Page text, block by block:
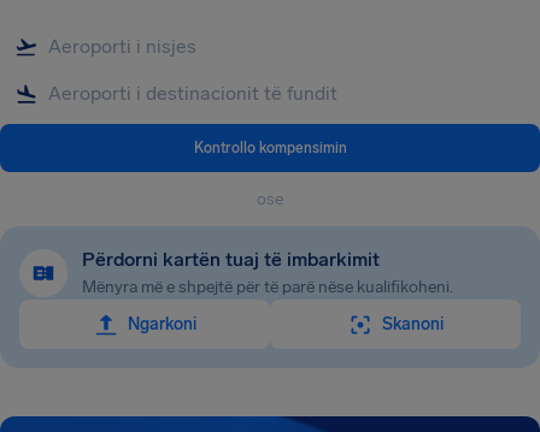
Kontrollo kompensimin
ose
Përdorni kartën tuaj të imbarkimit
Mënyra më e shpejtë për të parë nëse kualifikoheni.
Ngarkoni
Skanoni